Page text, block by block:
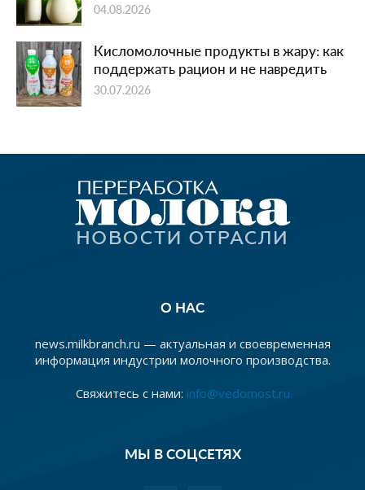
04.08.2026
Кисломолочные продукты в жару: как
поддержать рацион и не навредить
30.07.2026
О НАС
news.milkbranch.ru — актуальная и своевременная
информация индустрии молочного производства.
Свяжитесь с нами: info@vedomost.ru
МЫ В СОЦСЕТЯХ